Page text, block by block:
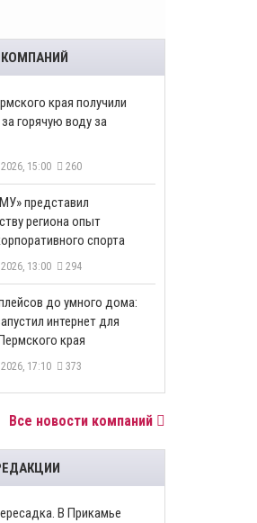
края получили
горячую воду за
15:00 260
представил
региона опыт
спорта
13:00 294
до умного дома:
интернет для
края
17:10 373
Все новости компаний
В Прикамье